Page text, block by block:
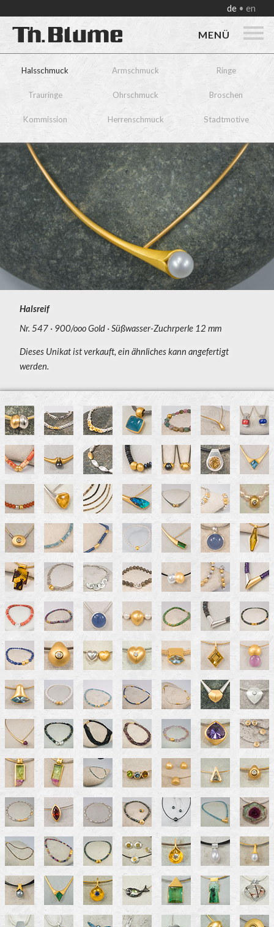
de en
MENÜ
Halsschmuck Armschmuck Ringe
Trauringe Ohrschmuck Broschen
Kommission Herrenschmuck Stadtmotive
Halsreif
Nr. 547
900/ooo Gold Süßwasser-Zuchrperle 12 mm
Dieses Unikat ist verkauft, ein ähnliches kann angefertigt
werden.